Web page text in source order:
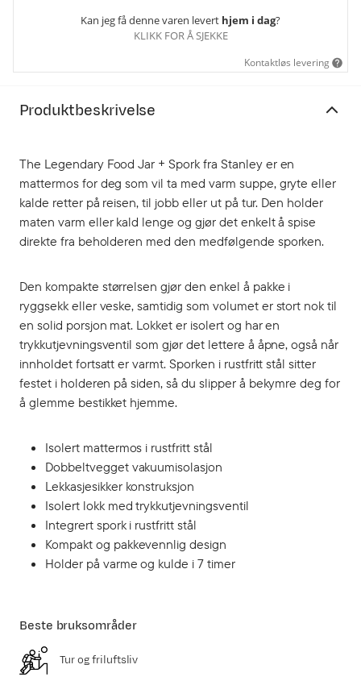
Kan jeg få denne varen levert hjem i dag?
KLIKK FOR Å SJEKKE
Kontaktløs levering
Produktbeskrivelse
The Legendary Food Jar + Spork fra Stanley er en
mattermos for deg som vil ta med varm suppe, gryte eller
kalde retter på reisen, til jobb eller ut på tur. Den holder
maten varm eller kald lenge og gjør det enkelt å spise
direkte fra beholderen med den medfølgende sporken.
Den kompakte størrelsen gjør den enkel å pakke i
ryggsekk eller veske, samtidig som volumet er stort nok til
en solid porsjon mat. Lokket er isolert og har en
trykkutjevningsventil som gjør det lettere å åpne, også når
innholdet fortsatt er varmt. Sporken i rustfritt stål sitter
festet i holderen på siden, så du slipper å bekymre deg for
å glemme bestikket hjemme.
Isolert mattermos i rustfritt stål
Dobbeltvegget vakuumisolasjon
Lekkasjesikker konstruksjon
Isolert lokk med trykkutjevningsventil
Integrert spork i rustfritt stål
Kompakt og pakkevennlig design
Holder på varme og kulde i 7 timer
Beste bruksområder
Tur og friluftsliv